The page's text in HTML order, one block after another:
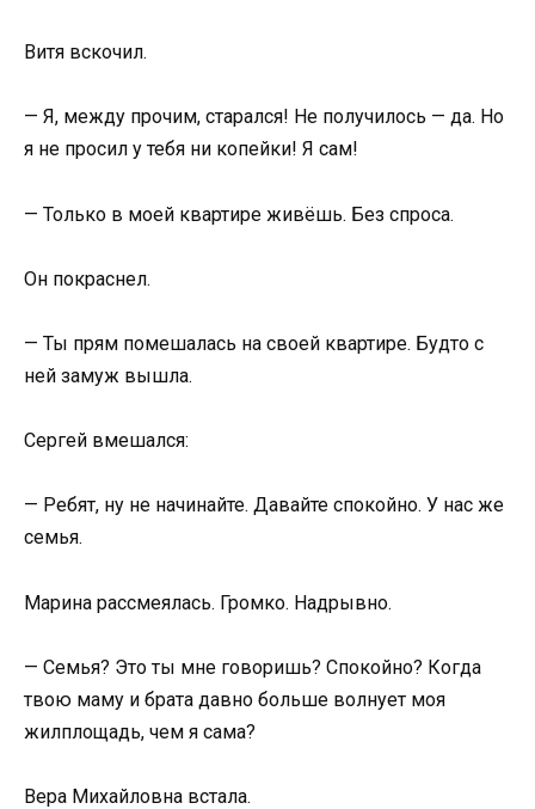
Витя вскочил.
— Я, между прочим, старался! Не получилось — да. Но
я не просил у тебя ни копейки! Я сам!
— Только в моей квартире живёшь. Без спроса.
Он покраснел.
— Ты прям помешалась на своей квартире. Будто с
ней замуж вышла.
Сергей вмешался:
— Ребят, ну не начинайте. Давайте спокойно. У нас же
семья.
Марина рассмеялась. Громко. Надрывно.
— Семья? Это ты мне говоришь? Спокойно? Когда
твою маму и брата давно больше волнует моя
жилплощадь, чем я сама?
Вера Михайловна встала.